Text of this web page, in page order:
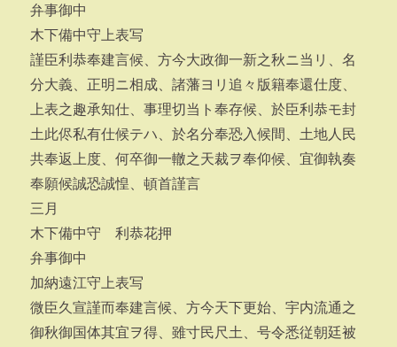
弁事御中
木下備中守上表写
謹臣利恭奉建言候、方今大政御一新之秋ニ当リ、名
分大義、正明ニ相成、諸藩ヨリ追々版籍奉還仕度、
上表之趣承知仕、事理切当ト奉存候、於臣利恭モ封
土此侭私有仕候テハ、於名分奉恐入候間、土地人民
共奉返上度、何卒御一轍之天裁ヲ奉仰候、宜御執奏
奉願候誠恐誠惶、頓首謹言
三月
木下備中守 利恭花押
弁事御中
加納遠江守上表写
微臣久宣謹而奉建言候、方今天下更始、宇内流通之
御秋御国体其宜ヲ得、雖寸民尺土、号令悉従朝廷被